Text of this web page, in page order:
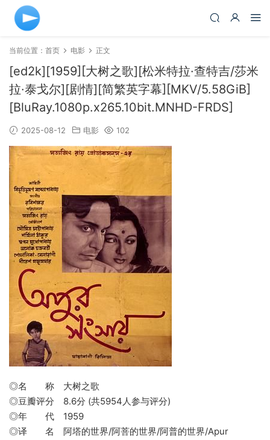
当前位置： 首页 电影 正文
[ed2k][1959][大树之歌][松米特拉·查特吉/莎米
拉·泰戈尔][剧情][简繁英字幕][MKV/5.58GiB]
[BluRay.1080p.x265.10bit.MNHD-FRDS]
2025-08-12 电影 102
◎名 称 大树之歌
◎豆瓣评分 8.6分 (共5954人参与评分)
◎年 代 1959
◎译 名 阿塔的世界/阿菩的世界/阿普的世界/Apur